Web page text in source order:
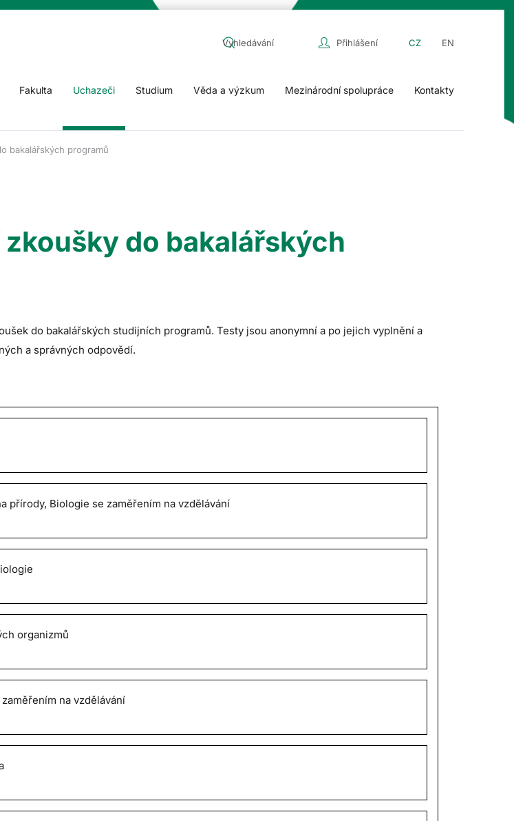
Přihlášení CZ EN
Fakulta Uchazeči Studium Věda a výzkum Mezinárodní spolupráce Kontakty
bakalářských programů
do bakalářských
do bakalářských studijních programů. Testy jsou anonymní a po jejich vyplnění a
a správných odpovědí.
přírody, Biologie se zaměřením na vzdělávání
organizmů
na vzdělávání